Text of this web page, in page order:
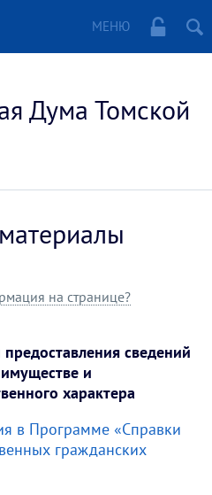
МЕНЮ
Дума Томской
на странице?
сведений
и
характера
в Программе «Справки
гражданских